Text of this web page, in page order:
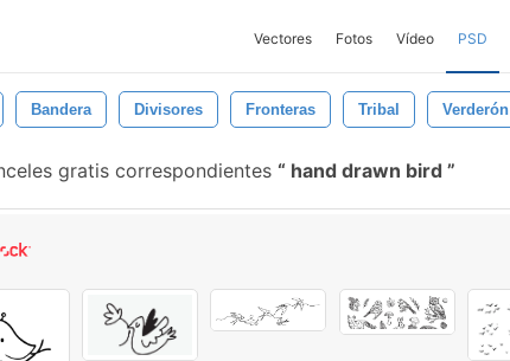
Vectores Fotos Vídeo PSD
Bandera Divisores Fronteras Tribal Verderón
gratis correspondientes hand drawn bird